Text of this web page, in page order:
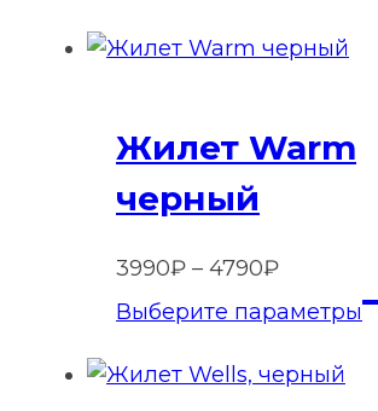
–
Жилет Warm
черный
3990₽ – 4790₽Диапазон
цен:
–
Выберите параметры